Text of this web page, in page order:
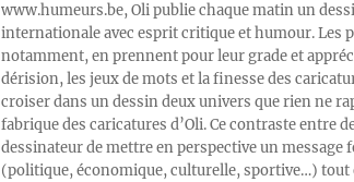
www.humeurs.be, Oli publie chaque matin un
internationale avec esprit critique et humour. Les
notamment, en prennent pour leur grade et
dérision, les jeux de mots et la finesse des
croiser dans un dessin deux univers que rien ne
fabrique des caricatures d’Oli. Ce contraste entre
dessinateur de mettre en perspective un message
(politique, économique, culturelle, sportive…) tout